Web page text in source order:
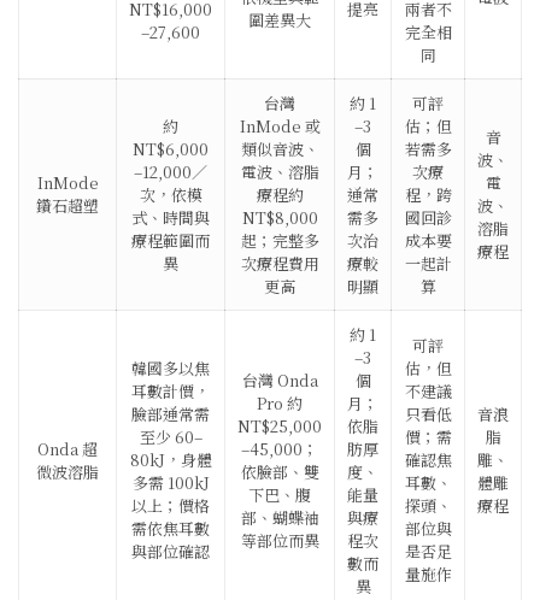
NT$16,000
–27,600
圍差異大
提亮
兩者不
完全相
同
InMode
鑽石超塑
約
NT$6,000
–12,000／
次，依模
式、時間與
療程範圍而
異
台灣
InMode 或
類似音波、
電波、溶脂
療程約
NT$8,000
起；完整多
次療程費用
更高
約 1
–3
個
月；
通常
需多
次治
療較
明顯
可評
估；但
若需多
次療
程，跨
國回診
成本要
一起計
算
音
波、
電
波、
溶脂
療程
Onda 超
微波溶脂
韓國多以焦
耳數計價，
臉部通常需
至少 60–
80kJ，身體
多需 100kJ
以上；價格
需依焦耳數
與部位確認
台灣 Onda
Pro 約
NT$25,000
–45,000；
依臉部、雙
下巴、腹
部、蝴蝶袖
等部位而異
約 1
–3
個
月；
依脂
肪厚
度、
能量
與療
程次
數而
異
可評
估，但
不建議
只看低
價；需
確認焦
耳數、
探頭、
部位與
是否足
量施作
音浪
脂
雕、
體雕
療程